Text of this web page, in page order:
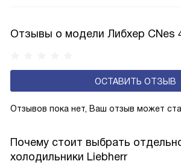
Отзывы о модели Либхер CNes
ОСТАВИТЬ ОТЗЫВ
Отзывов пока нет, Ваш отзыв может
Почему стоит выбрать
холодильники Liebherr